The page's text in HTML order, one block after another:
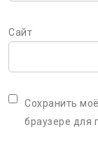
Сайт
Сохранить
браузере для